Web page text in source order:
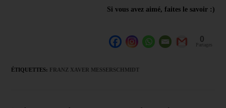
Si vous avez aimé, faites le savoir :)
0
Partages
ÉTIQUETTES: FRANZ XAVER MESSERSCHMIDT